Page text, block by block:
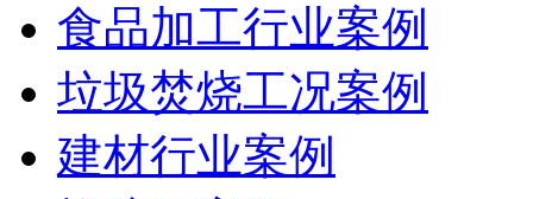
食品加工行业案例
垃圾焚烧工况案例
建材行业案例